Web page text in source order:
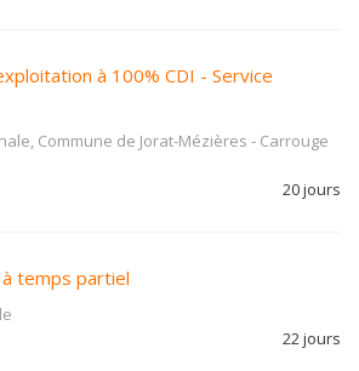
à 100% CDI - Service
Commune de Jorat-Mézières - Carrouge
20 jours
temps partiel
22 jours